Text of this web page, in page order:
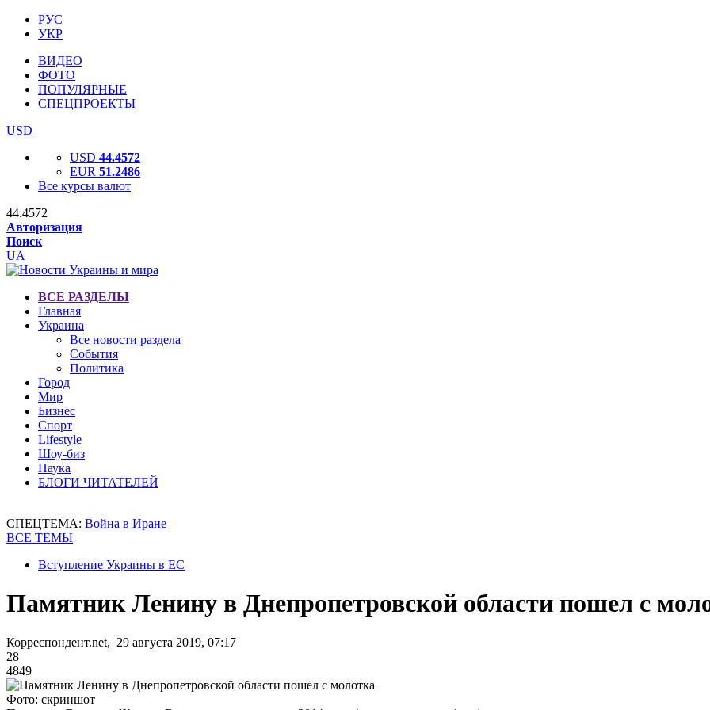
РУС
УКР
ВИДЕО
ФОТО
ПОПУЛЯРНЫЕ
СПЕЦПРОЕКТЫ
USD
USD 44.4572
EUR 51.2486
Все курсы валют
44.4572
Авторизация
Поиск
UA
ВСЕ РАЗДЕЛЫ
Главная
Украина
Все новости раздела
События
Политика
Город
Мир
Бизнес
Спорт
Lifestyle
Шоу-биз
Наука
БЛОГИ ЧИТАТЕЛЕЙ
СПЕЦТЕМА: Война в Иране
ВСЕ ТЕМЫ
Вступление Украины в ЕС
Памятник Ленину в Днепропетровской области пошел с
Корреспондент.net, 29 августа 2019, 07:17
28
4849
Фото: скриншот